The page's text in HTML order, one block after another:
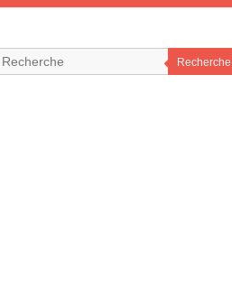
Recherche